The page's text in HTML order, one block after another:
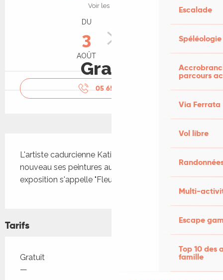
Escalade
Spéléologie
parcours
Via Ferrata
Vol libre
Multi-
Escape
Top 10 des
famille
Voir les horaires
DU
3
AOÛT
Gratuit
05 65 21 18
L'artiste cadurcienne Katia Weyher expose de
nouveau ses peintures au Best Western. Cette
exposition s'appelle "Fleurs"
Tarifs
Tarifs 2026
Gratuit
—